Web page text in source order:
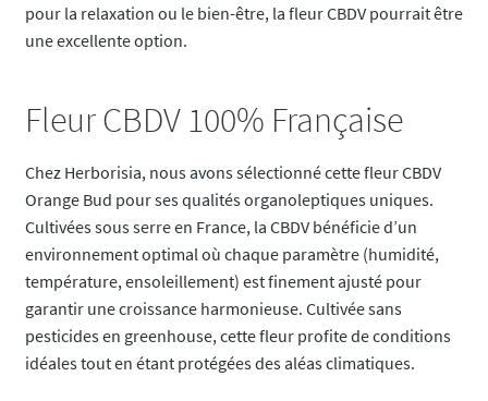
pour la relaxation ou le bien-être, la fleur CBDV pourrait être
une excellente option.
Fleur CBDV 100% Française
Chez Herborisia, nous avons sélectionné cette fleur CBDV
Orange Bud pour ses qualités organoleptiques uniques.
Cultivées sous serre en France, la CBDV bénéficie d’un
environnement optimal où chaque paramètre (humidité,
température, ensoleillement) est finement ajusté pour
garantir une croissance harmonieuse. Cultivée sans
pesticides en greenhouse, cette fleur profite de conditions
idéales tout en étant protégées des aléas climatiques.